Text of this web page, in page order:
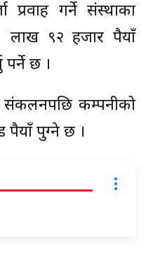
गर्ने संस्थाका
लाख ९२ हजार रुपैयाँ
छ ।
कम्पनीको
पुग्ने छ ।